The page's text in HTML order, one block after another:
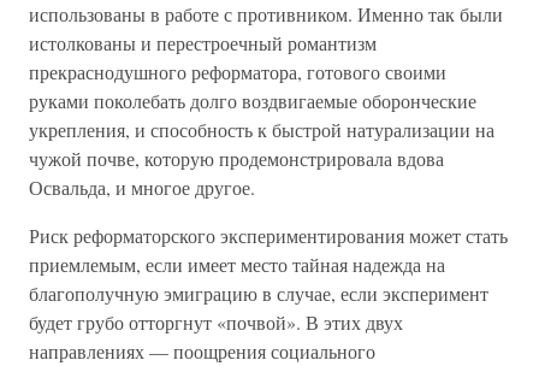
использованы в работе с противником. Именно так были
истолкованы и перестроечный романтизм
прекраснодушного реформатора, готового своими
руками поколебать долго воздвигаемые оборонческие
укрепления, и способность к быстрой натурализации на
чужой почве, которую продемонстрировала вдова
Освальда, и многое другое.
Риск реформаторского экспериментирования может стать
приемлемым, если имеет место тайная надежда на
благополучную эмиграцию в случае, если эксперимент
будет грубо отторгнут «почвой». В этих двух
направлениях — поощрения социального